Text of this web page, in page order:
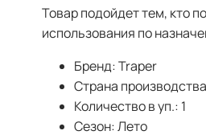
Товар подойдет тем, кто
использования по
Бренд: Traper
Страна
Количество в уп.: 1
Сезон: Лето